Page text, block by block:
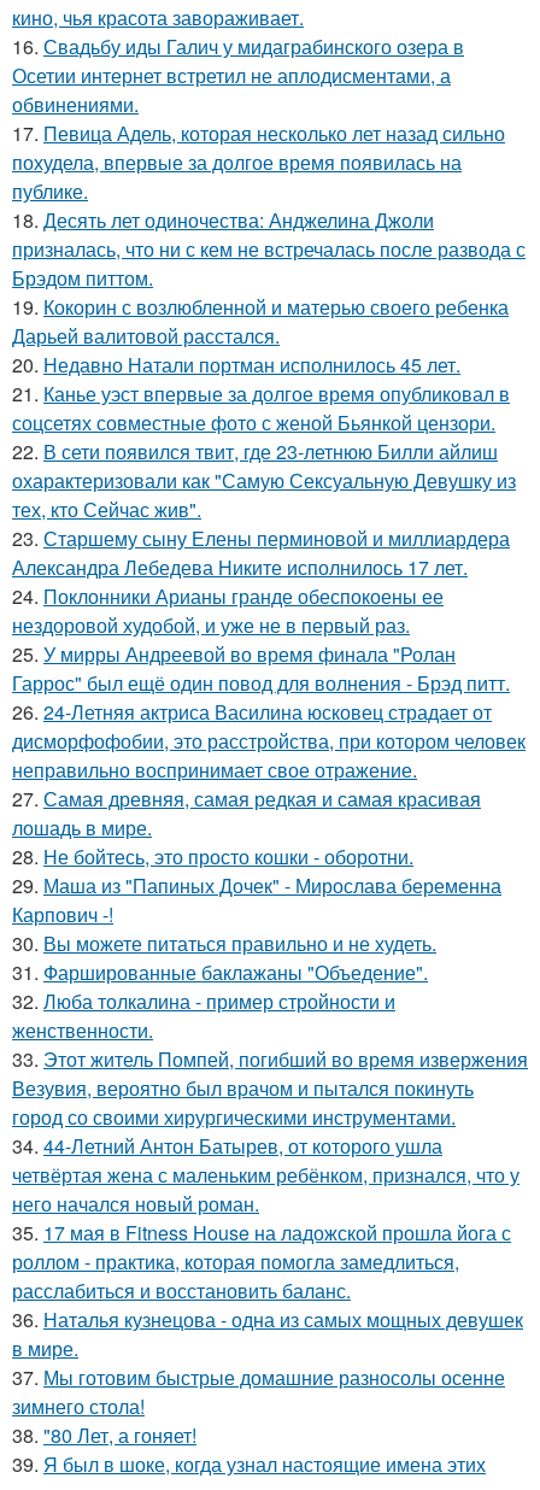
кино, чья красота завораживает.
16. Свадьбу иды Галич у мидаграбинского озера в
Осетии интернет встретил не аплодисментами, а
обвинениями.
17. Певица Адель, которая несколько лет назад сильно
похудела, впервые за долгое время появилась на
публике.
18. Десять лет одиночества: Анджелина Джоли
призналась, что ни с кем не встречалась после развода с
Брэдом питтом.
19. Кокорин с возлюбленной и матерью своего ребенка
Дарьей валитовой расстался.
20. Недавно Натали портман исполнилось 45 лет.
21. Канье уэст впервые за долгое время опубликовал в
соцсетях совместные фото с женой Бьянкой цензори.
22. В сети появился твит, где 23-летнюю Билли айлиш
охарактеризовали как "Самую Сексуальную Девушку из
тех, кто Сейчас жив".
23. Старшему сыну Елены перминовой и миллиардера
Александра Лебедева Никите исполнилось 17 лет.
24. Поклонники Арианы гранде обеспокоены ее
нездоровой худобой, и уже не в первый раз.
25. У мирры Андреевой во время финала "Ролан
Гаррос" был ещё один повод для волнения - Брэд питт.
26. 24-Летняя актриса Василина юсковец страдает от
дисморфофобии, это расстройства, при котором человек
неправильно воспринимает свое отражение.
27. Самая древняя, самая редкая и самая красивая
лошадь в мире.
28. Не бойтесь, это просто кошки - оборотни.
29. Маша из "Папиных Дочек" - Мирослава беременна
Карпович -!
30. Вы можете питаться правильно и не худеть.
31. Фаршированные баклажаны "Объедение".
32. Люба толкалина - пример стройности и
женственности.
33. Этот житель Помпей, погибший во время извержения
Везувия, вероятно был врачом и пытался покинуть
город со своими хирургическими инструментами.
34. 44-Летний Антон Батырев, от которого ушла
четвёртая жена с маленьким ребёнком, признался, что у
него начался новый роман.
35. 17 мая в Fitness House на ладожской прошла йога с
роллом - практика, которая помогла замедлиться,
расслабиться и восстановить баланс.
36. Наталья кузнецова - одна из самых мощных девушек
в мире.
37. Мы готовим быстрые домашние разносолы осенне
зимнего стола!
38. "80 Лет, а гоняет!
39. Я был в шоке, когда узнал настоящие имена этих